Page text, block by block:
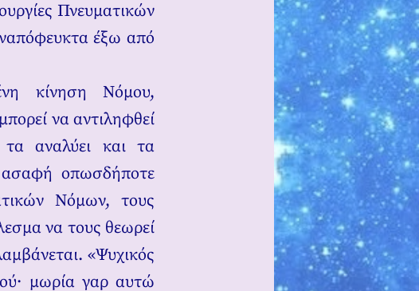
Πνευματικών
έξω από
κίνηση Νόμου,
να αντιληφθεί
αναλύει και τα
ασαφή οπωσδήποτε
Νόμων, τους
να τους θεωρεί
«Ψυχικός
μωρία γαρ αυτώ